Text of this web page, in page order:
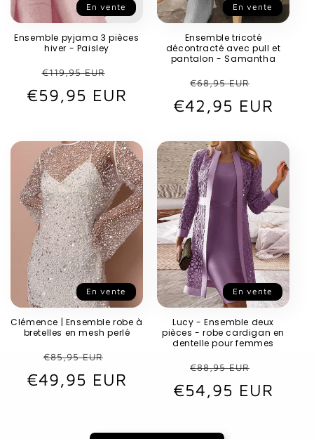
En vente
Ensemble pyjama 3 pièces
hiver - Paisley
Prix
habituel
€119,95 EUR
promotionnel
€59,95 EUR
En vente
Ensemble tricoté
décontracté avec pull et
pantalon - Samantha
Prix
habituel
€68,95 EUR
€42,95 EUR
En vente
Clémence | Ensemble robe à
bretelles en mesh perlé
Prix
habituel
€85,95 EUR
promotionnel
€49,95 EUR
En vente
Lucy - Ensemble deux
pièces - robe cardigan en
dentelle pour femmes
Prix
habituel
€88,95 EUR
€54,95 EUR